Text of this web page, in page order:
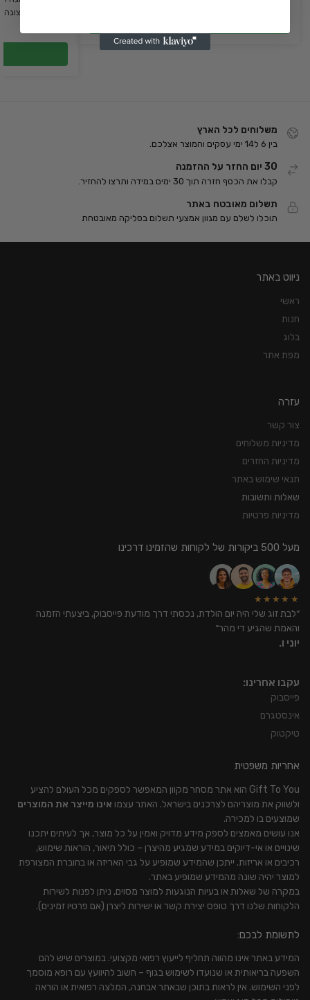
משלוחים לכל הארץ
בין 6 ל14 ימי עסקים והמוצר אצלכם.
30 יום החזר על ההזמנה
קבלו את הכסף חזרה תוך 30 ימים במידה ותרצו להחזיר.
תשלום מאובטח באתר
תוכלו לשלם עם מגוון אמצעי תשלום בסליקה מאובטחת
ניווט באתר
ראשי
חנות
בלוג
מפת אתר
עזרה
צור קשר
מדיניות משלוחים
מדיניות החזרים
תנאי שימוש באתר
שאלות ותשובות
מדיניות פרטיות
מעל 500 ביקורות של לקוחות שהזמינו דרכינו
★★★★★
״לבת זוג שלי היה יום הולדת, נכסתי דרך מודעת פייסבוק, ביצעתי הזמנה
והאמת שהגיע די מהר״
יוני ו.
עקבו אחרינו:
פייסבוק
אינסטגרם
טיקטוק
אחריות משפטית
Gift To You הוא אתר מסחר מקוון המאפשר לספקים מכל העולם להציע
ולשווק את מוצריהם לצרכנים בישראל. האתר עצמו אינו מייצר את המוצרים
שמוצעים בו למכירה.
אנו עושים מאמצים לספק מידע מדויק ואמין על כל מוצר, אך לעיתים יתכנו
שינויים או אי-דיוקים במידע שמגיע מהיצרן – כולל תיאור, הוראות שימוש,
רכיבים או אריזות. ייתכן שהמידע שמופיע על גבי האריזה או בחוברת המצורפת
למוצר יהיה שונה מהמידע שמופיע באתר.
במקרה של שאלות או בעיות הנוגעות למוצר מסוים, ניתן לפנות לשירות
הלקוחות שלנו דרך טופס יצירת קשר או ישירות ליצרן (אם פרטיו זמינים).
לתשומת לבכם:
המידע באתר אינו מהווה תחליף לייעוץ רפואי מקצועי. במוצרים שיש להם
השפעה בריאותית או שנועדו לשימוש בגוף – חשוב להיוועץ עם רופא מוסמך
לפני השימוש. אין לראות בתוכן שבאתר אבחנה, המלצה רפואית או הוראה